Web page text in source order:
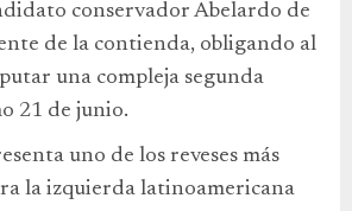
conservador Abelardo de
de la contienda, obligando al
una compleja segunda
21 de junio.
uno de los reveses más
la izquierda latinoamericana